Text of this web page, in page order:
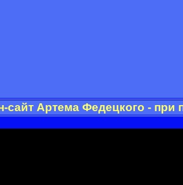
сайт Артема Федецкого - при